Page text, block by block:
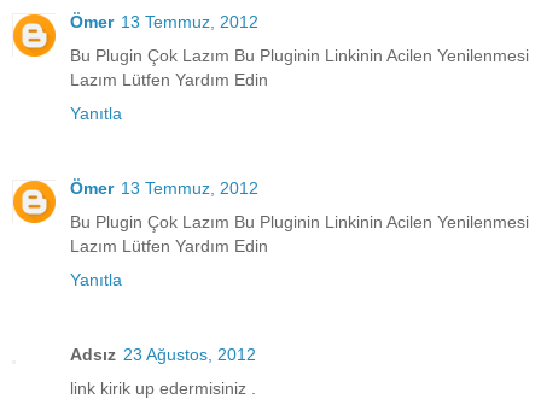
Ömer 13 Temmuz, 2012
Bu Plugin Çok Lazım Bu Pluginin Linkinin Acilen Yenilenmesi
Lazım Lütfen Yardım Edin
Yanıtla
Ömer 13 Temmuz, 2012
Bu Plugin Çok Lazım Bu Pluginin Linkinin Acilen Yenilenmesi
Lazım Lütfen Yardım Edin
Yanıtla
Adsız 23 Ağustos, 2012
link kirik up edermisiniz .